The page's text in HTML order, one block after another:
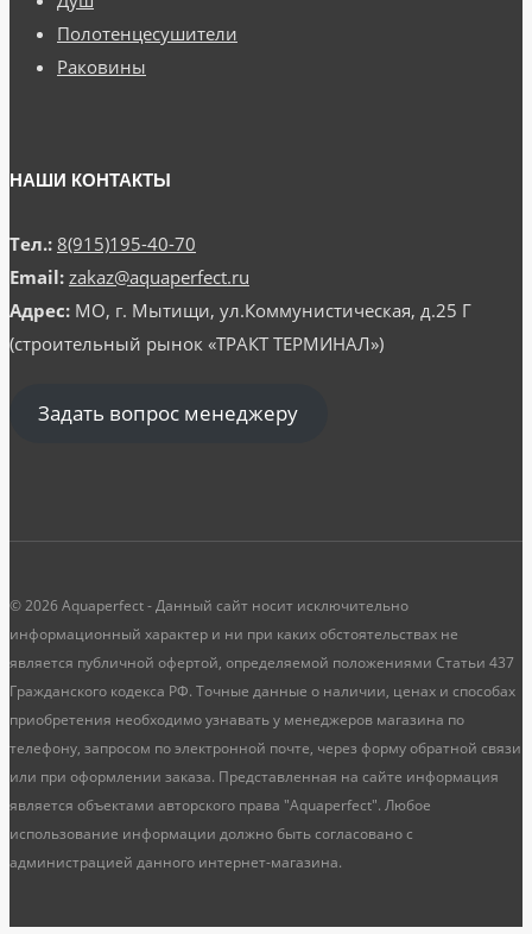
Полотенцесушители
Раковины
НАШИ КОНТАКТЫ
Тел.: 8(915)195-40-70
Email: zakaz@aquaperfect.ru
Адрес: МО, г. Мытищи, ул.Коммунистическая, д.25 Г
(строительный рынок «ТРАКТ ТЕРМИНАЛ»)
Задать вопрос менеджеру
© 2026 Aquaperfect - Данный сайт носит исключительно
информационный характер и ни при каких обстоятельствах не
является публичной офертой, определяемой положениями Статьи 437
Гражданского кодекса РФ. Точные данные о наличии, ценах и способах
приобретения необходимо узнавать у менеджеров магазина по
телефону, запросом по электронной почте, через форму обратной связи
или при оформлении заказа. Представленная на сайте информация
является объектами авторского права "Aquaperfect". Любое
использование информации должно быть согласовано с
администрацией данного интернет-магазина.